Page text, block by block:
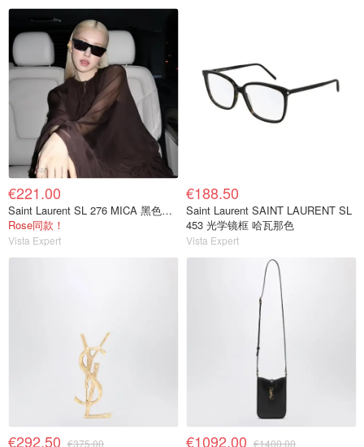
€221.00
Saint Laurent SL 276 MICA 黑色墨镜
Rose同款！
Vista Expert
€188.50
Saint Laurent SAINT LAURENT SL
453 光学镜框 哈瓦那色
Vista Expert
€292.50 €375.00 €1092.00 €1400.00